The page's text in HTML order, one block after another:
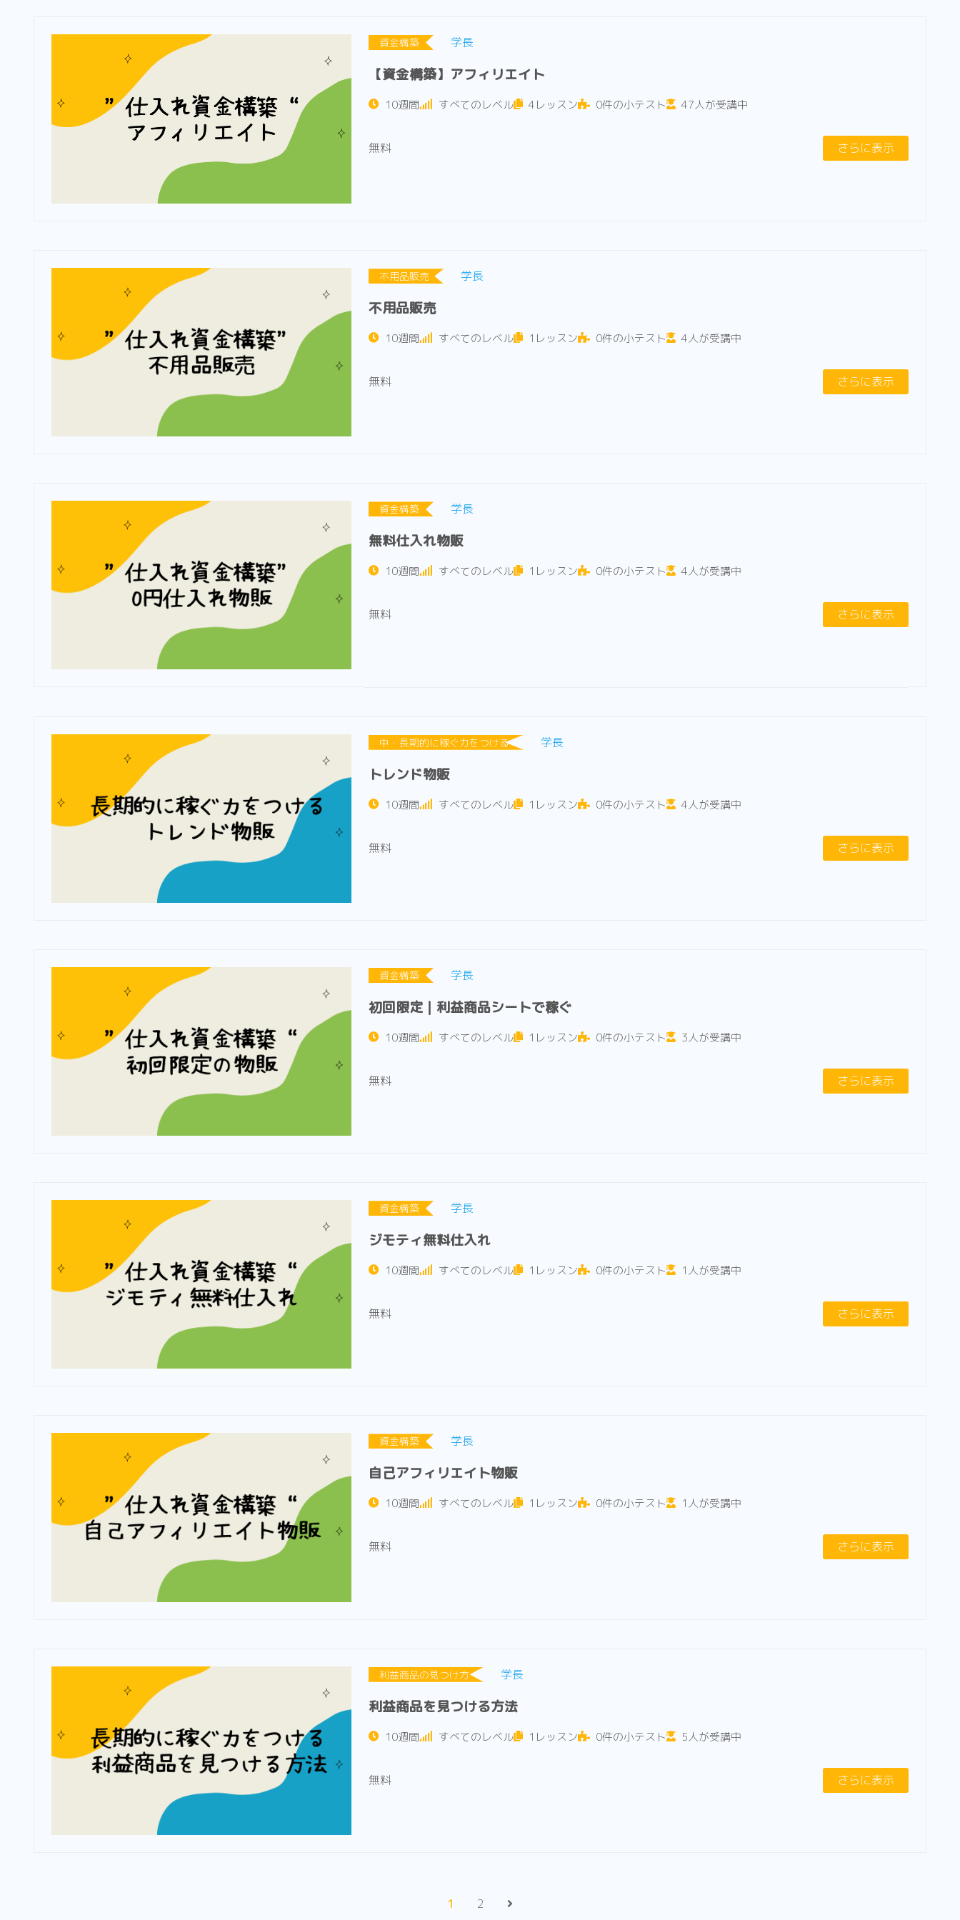
資金構築 学長
【資金構築】アフィリエイト
10週間 すべてのレベル 4レッスン 0件の小テスト 47人が受講中
無料 さらに表示
不用品販売 学長
不用品販売
10週間 すべてのレベル 1レッスン 0件の小テスト 4人が受講中
無料 さらに表示
資金構築 学長
無料仕入れ物販
10週間 すべてのレベル 1レッスン 0件の小テスト 4人が受講中
無料 さらに表示
中・長期的に稼ぐ力をつける 学長
トレンド物販
10週間 すべてのレベル 1レッスン 0件の小テスト 4人が受講中
無料 さらに表示
資金構築 学長
初回限定｜利益商品シートで稼ぐ
10週間 すべてのレベル 1レッスン 0件の小テスト 3人が受講中
無料 さらに表示
資金構築 学長
ジモティ無料仕入れ
10週間 すべてのレベル 1レッスン 0件の小テスト 1人が受講中
無料 さらに表示
資金構築 学長
自己アフィリエイト物販
10週間 すべてのレベル 1レッスン 0件の小テスト 1人が受講中
無料 さらに表示
利益商品の見つけ方 学長
利益商品を見つける方法
10週間 すべてのレベル 1レッスン 0件の小テスト 5人が受講中
無料 さらに表示
1 2